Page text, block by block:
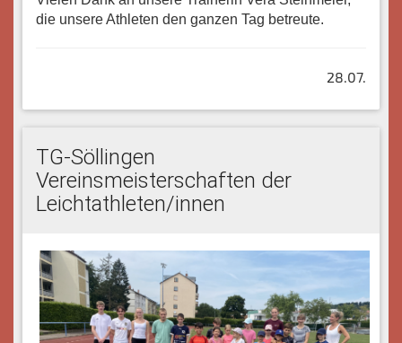
die unsere Athleten den ganzen Tag betreute.
28.07.
TG-Söllingen
Vereinsmeisterschaften der
Leichtathleten/innen